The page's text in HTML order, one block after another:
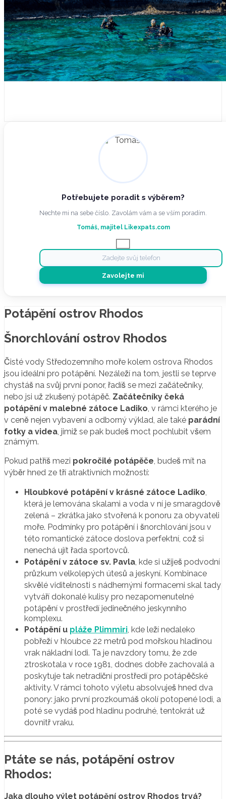
Potřebujete poradit s výběrem?
Nechte mi na sebe číslo. Zavolám vám a se vším poradím.
Tomáš, majitel Likexpats.com
Potápění ostrov Rhodos
Šnorchlování ostrov Rhodos
Čisté vody Středozemního moře kolem ostrova Rhodos
jsou ideální pro potápění. Nezáleží na tom, jestli se teprve
chystáš na svůj první ponor, řadíš se mezi začátečníky,
nebo jsi už zkušený potápěč. Začátečníky čeká
potápění v malebné zátoce Ladiko , v rámci kterého je
v ceně nejen vybavení a odborný výklad, ale také parádní
fotky a videa , jimiž se pak budeš moct pochlubit všem
známým.
Pokud patříš mezi pokročilé potápěče , budeš mít na
výběr hned ze tří atraktivních možností:
Hloubkové potápění v krásné zátoce Ladiko
která je lemována skalami a voda v ní je smaragdově
zelená – zkrátka jako stvořená k ponoru za obyvateli
moře. Podmínky pro potápění i šnorchlování jsou v
této romantické zátoce doslova perfektní, což si
nenechá ujít řada sportovců.
Potápění v zátoce sv. Pavla , kde si užiješ podvodní
průzkum velkolepých útesů a jeskyní. Kombinace
skvělé viditelnosti s nádhernými formacemi skal tady
vytváří dokonalé kulisy pro nezapomenutelné
potápění v prostředí jedinečného jeskynního
komplexu.
Potápění u pláže Plimmiri , kde leží nedaleko
pobřeží v hloubce 22 metrů pod mořskou hladinou
vrak nákladní lodi. Ta je navzdory tomu, že zde
ztroskotala v roce 1981, dodnes dobře zachovalá a
poskytuje tak netradiční prostředí pro potápěčské
aktivity. V rámci tohoto výletu absolvuješ hned dva
ponory: jako první prozkoumáš okolí potopené lodi, a
poté se vydáš pod hladinu podruhé, tentokrát už
dovnitř vraku.
Ptáte se nás, potápění ostrov
Rhodos:
Jaka dlouho výlet potápění ostrov Rhodos trvá?